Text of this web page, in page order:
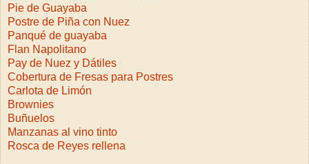
Pie de Guayaba
Postre de Piña con Nuez
Panqué de guayaba
Flan Napolitano
Pay de Nuez y Dátiles
Cobertura de Fresas para Postres
Carlota de Limón
Brownies
Buñuelos
Manzanas al vino tinto
Rosca de Reyes rellena